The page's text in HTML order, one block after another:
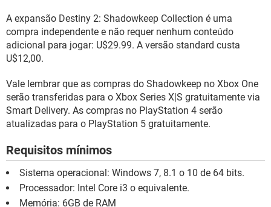
A expansão Destiny 2: Shadowkeep Collection é uma
compra independente e não requer nenhum conteúdo
adicional para jogar: U$29.99. A versão standard custa
U$12,00.
Vale lembrar que as compras do Shadowkeep no Xbox One
serão transferidas para o Xbox Series X|S gratuitamente via
Smart Delivery. As compras no PlayStation 4 serão
atualizadas para o PlayStation 5 gratuitamente.
Requisitos mínimos
Sistema operacional: Windows 7, 8.1 o 10 de 64 bits.
Processador: Intel Core i3 o equivalente.
Memória: 6GB de RAM